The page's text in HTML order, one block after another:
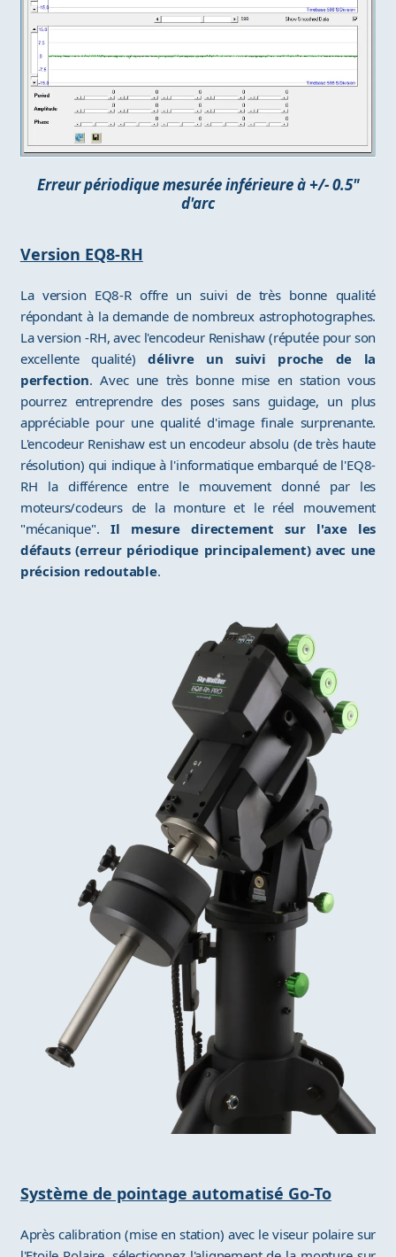
Erreur périodique mesurée inférieure à +/- 0.5"
d'arc
Version EQ8-RH
La version EQ8-R offre un suivi de très bonne qualité
répondant à la demande de nombreux astrophotographes.
La version -RH, avec l'encodeur Renishaw (réputée pour son
excellente qualité)délivre un suivi proche de la
perfection. Avec une très bonne mise en station vous
pourrez entreprendre des poses sans guidage, un plus
appréciable pour une qualité d'image finale surprenante.
L'encodeur Renishaw est un encodeur absolu (de très haute
résolution) qui indique à l'informatique embarqué de l'EQ8-
RH la différence entre le mouvement donné par les
moteurs/codeurs de la monture et le réel mouvement
"mécanique". Il mesure directement sur l'axe les
défauts (erreur périodique principalement) avec une
précision redoutable.
Système de pointage automatisé Go-To
Après calibration (mise en station) avec le viseur polaire sur